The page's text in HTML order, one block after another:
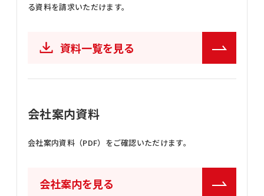
る資料を請求いただけます。
資料一覧を見る
会社案内資料
会社案内資料（PDF）をご確認いただけます。
会社案内を見る